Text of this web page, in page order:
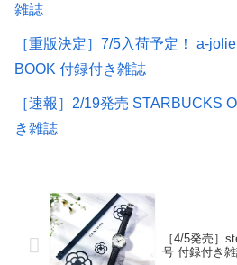
雑誌
［重版決定］7/5入荷予定！ a-
BOOK 付録付き雑誌
［速報］2/19発売 STARBUCKS
き雑誌
［4/5発売］
号 付録付き